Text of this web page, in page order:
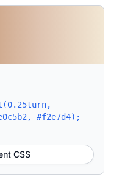
#f2e7d4);
CSS